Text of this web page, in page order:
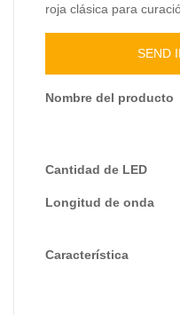
roja clásica para
integrada. Ideal para
personalización de
SEND
Nombre del producto
Cantidad de LED
Longitud de onda
Característica